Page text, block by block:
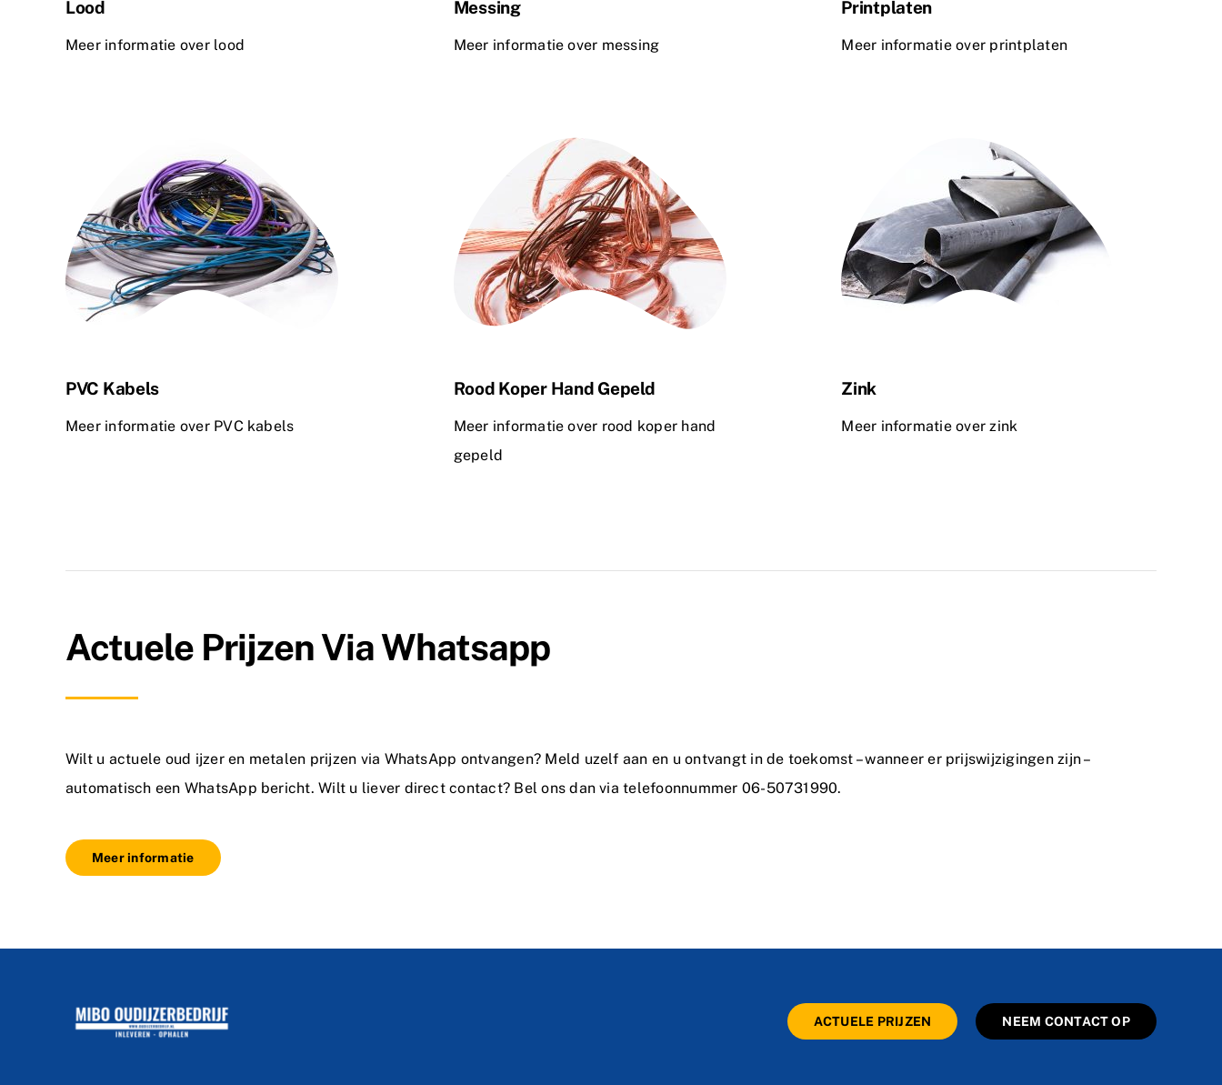
Lood
Meer informatie over lood
Messing
Meer informatie over messing
Printplaten
Meer informatie over printplaten
PVC Kabels
Meer informatie over PVC kabels
Rood Koper Hand Gepeld
Meer informatie over rood koper hand
gepeld
Zink
Meer informatie over zink
Actuele Prijzen Via Whatsapp
Wilt u actuele oud ijzer en metalen prijzen via WhatsApp ontvangen? Meld uzelf aan en u ontvangt in de toekomst – wanneer er prijswijzigingen zijn –
automatisch een WhatsApp bericht. Wilt u liever direct contact? Bel ons dan via telefoonnummer 06-50731990.
Meer informatie
ACTUELE PRIJZEN NEEM CONTACT OP